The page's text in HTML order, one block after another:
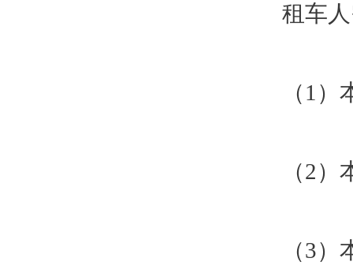
租车
（1
（2
（3